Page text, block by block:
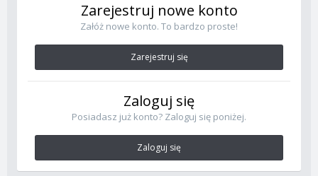
Zarejestruj nowe konto
Załóż nowe konto. To bardzo proste!
Zarejestruj się
Zaloguj się
Posiadasz już konto? Zaloguj się poniżej.
Zaloguj się